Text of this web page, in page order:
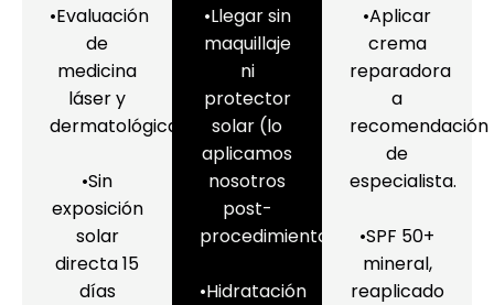
•Evaluación
de
medicina
láser y
dermatológica
•Sin
exposición
solar
directa 15
días
•Llegar sin
maquillaje
ni
protector
solar (lo
aplicamos
nosotros
post-
procedimiento)
•Hidratación
•Aplicar
crema
reparadora
a
recomendación
de
especialista.
•SPF 50+
mineral,
reaplicado